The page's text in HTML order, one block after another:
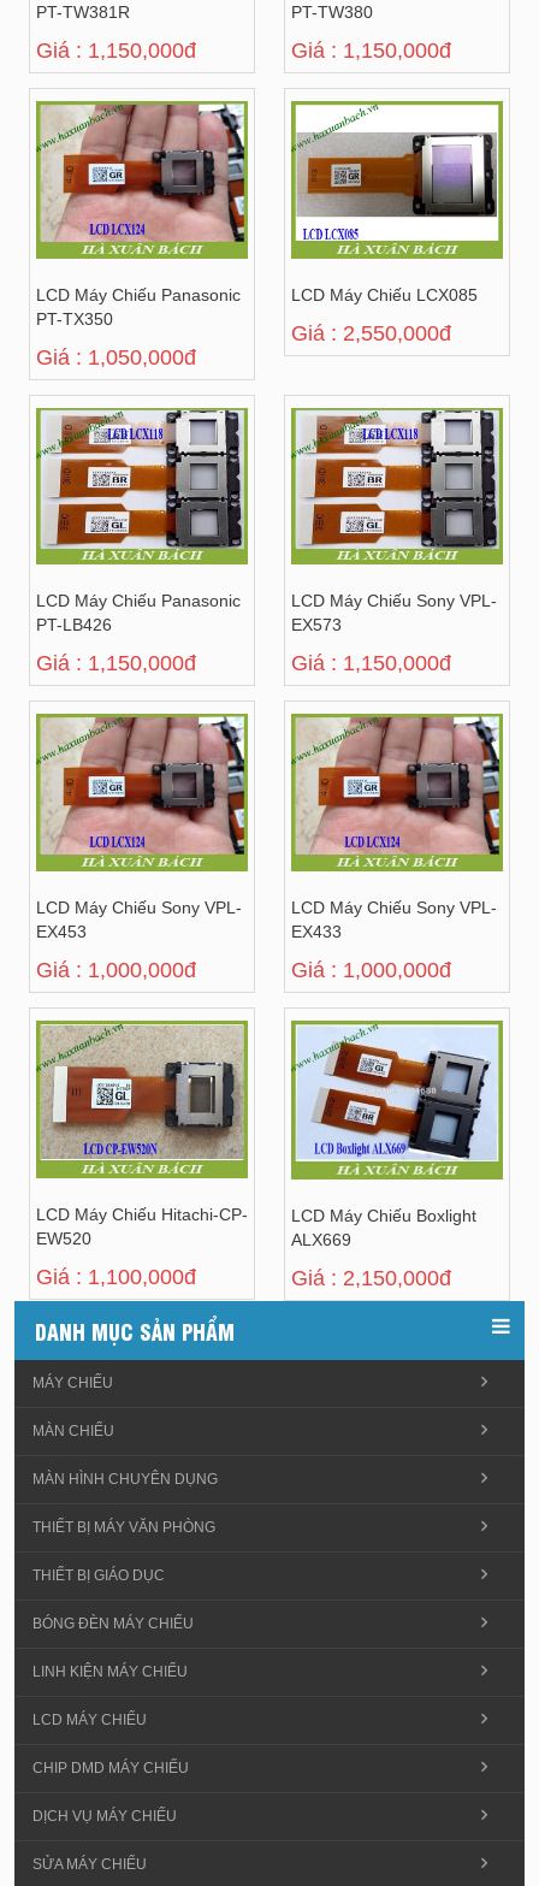
PT-TW381R
Giá : 1,150,000đ
PT-TW380
Giá : 1,150,000đ
LCD Máy Chiếu Panasonic
PT-TX350
Giá : 1,050,000đ
LCD Máy Chiếu LCX085
Giá : 2,550,000đ
LCD Máy Chiếu Panasonic
PT-LB426
Giá : 1,150,000đ
LCD Máy Chiếu Sony VPL-
EX573
Giá : 1,150,000đ
LCD Máy Chiếu Sony VPL-
EX453
Giá : 1,000,000đ
LCD Máy Chiếu Sony VPL-
EX433
Giá : 1,000,000đ
LCD Máy Chiếu Hitachi-CP-
EW520
Giá : 1,100,000đ
LCD Máy Chiếu Boxlight
ALX669
Giá : 2,150,000đ
DANH MỤC SẢN PHẨM
MÁY CHIẾU
MÀN CHIẾU
MÀN HÌNH CHUYÊN DỤNG
THIẾT BỊ MÁY VĂN PHÒNG
THIẾT BỊ GIÁO DỤC
BÓNG ĐÈN MÁY CHIẾU
LINH KIỆN MÁY CHIẾU
LCD MÁY CHIẾU
CHIP DMD MÁY CHIẾU
DỊCH VỤ MÁY CHIẾU
SỬA MÁY CHIẾU